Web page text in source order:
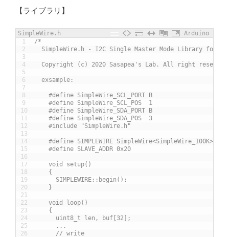
【ライブラリ】
SimpleWire.h
Arduino
1
2
3
4
5
6
7
8
9
10
11
12
13
14
15
16
17
18
19
20
21
22
23
24
25
26
/*
SimpleWire.h - I2C Single Master Mode Library for
Copyright (c) 2020 Sasapea's Lab. All right
exsample:
#define SimpleWire_SCL_PORT B
#define SimpleWire_SCL_POS  1
#define SimpleWire_SDA_PORT B
#define SimpleWire_SDA_POS  3
#include "SimpleWire.h"
#define SIMPLEWIRE SimpleWire<SimpleWire_100K>
#define SLAVE_ADDR 0x20
void setup()
{
SIMPLEWIRE::begin();
}
void loop()
{
uint8_t len, buf[32];
...
// write